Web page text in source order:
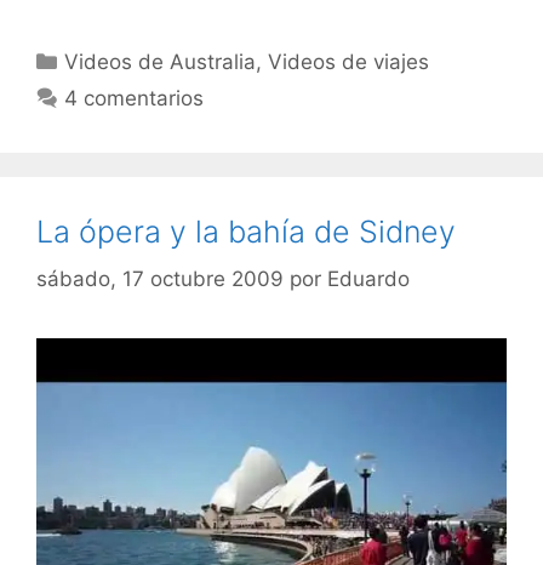
Categorías
Videos de Australia,Videos de viajes
4 comentarios
La ópera y la bahía de Sidney
sábado, 17 octubre 2009 por Eduardo